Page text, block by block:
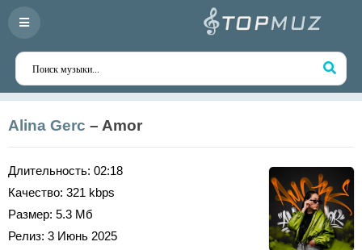
Alina Gerc – Amor
Длительность: 02:18
Качество: 321 kbps
Размер: 5.3 Мб
Релиз: 3 Июнь 2025